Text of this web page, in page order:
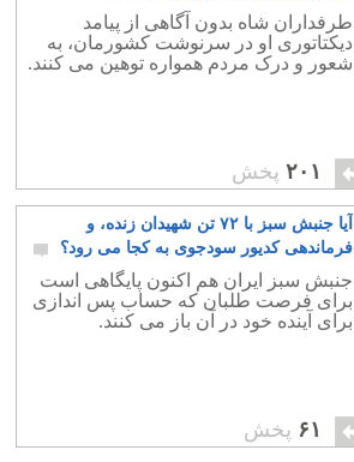
طرفداران شاه بدون آگاهی از پیامد
دیکتاتوری او در سرنوشت کشورمان، به
شعور و درک مردم همواره توهین می کنند.
۲۰۱ پخش
آیا جنبش سبز با ۷۲ تن شهیدان زنده، و
فرماندهی کدیور سودجوی به کجا می رود؟
۱۸
جنبش سبز ایران هم اکنون پایگاهی است
برای فرصت طلبان که حساب پس اندازی
برای آینده خود در آن باز می کنند.
۶۱ پخش